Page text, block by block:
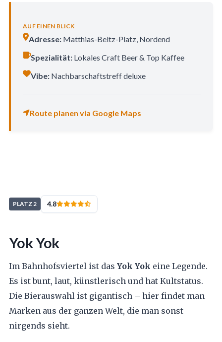
AUF EINEN BLICK
Adresse:Matthias-Beltz-Platz, Nordend
Spezialität:Lokales Craft Beer & Top Kaffee
Vibe:Nachbarschaftstreff deluxe
Route planen via Google Maps
PLATZ 2 4.8
Yok Yok
Im Bahnhofsviertel ist das Yok Yok eine Legende.
Es ist bunt, laut, künstlerisch und hat Kultstatus.
Die Bierauswahl ist gigantisch – hier findet man
Marken aus der ganzen Welt, die man sonst
nirgends sieht.